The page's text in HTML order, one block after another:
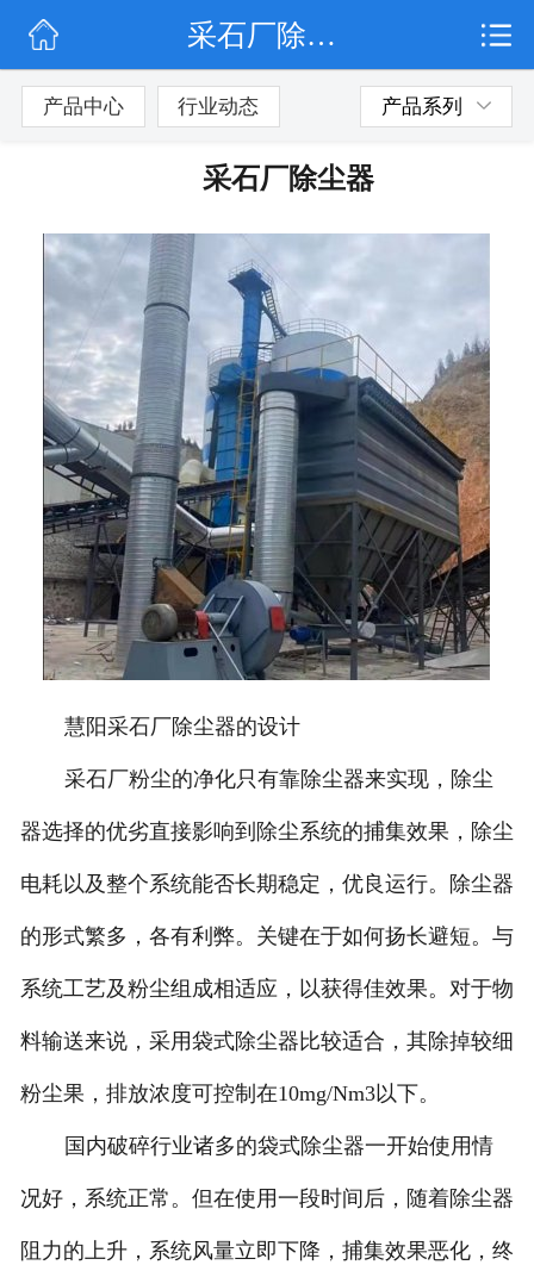
公司简介
采石厂除尘器
产品中心 行业动态 产品系列
采石厂除尘器
慧阳采石厂除尘器的设计
采石厂粉尘的净化只有靠除尘器来实现，除尘
器选择的优劣直接影响到除尘系统的捕集效果，除尘
电耗以及整个系统能否长期稳定，优良运行。除尘器
的形式繁多，各有利弊。关键在于如何扬长避短。与
系统工艺及粉尘组成相适应，以获得佳效果。对于物
料输送来说，采用袋式除尘器比较适合，其除掉较细
粉尘果，排放浓度可控制在10mg/Nm3以下。
国内破碎行业诸多的袋式除尘器一开始使用情
况好，系统正常。但在使用一段时间后，随着除尘器
阻力的上升，系统风量立即下降，捕集效果恶化，终